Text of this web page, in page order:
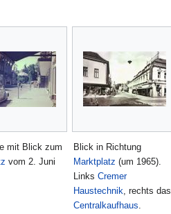
mit Blick zum
vom 2. Juni
Blick in Richtung
Marktplatz (um 1965).
Links Cremer
Haustechnik , rechts das
Centralkaufhaus